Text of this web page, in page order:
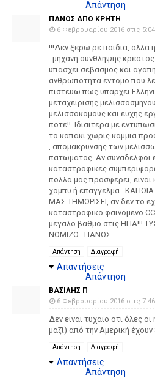
Απάντηση
ΠΑΝΟΣ ΑΠΟ ΚΡΗΤΗ
6 Φεβρουαρίου 2016 στις
!!!Δεν ξερω ρε παιδια, αλλα
..μηχανη συνθληψης
υπασχει σεβασμος και
ανθρωποτητα εντομο που
πιστευω πως υπαρχει
μεταχειρισης
μελισσοκομους και ευχης
ποτε!!. Ιδιαιτερα με
το καπακι χωρις καμμια
, απομακρυνσης των
πατωματος. Αν συναδελφοι
καταστροφικες
πολλα μας προσφερει,
χομπυ ή
ΜΑΣ ΤΗΜΩΡΙΣΕΙ, αν δεν το
καταστροφικο φαινομενο
μεγαλο βαθμο στις ΗΠΑ!!!
ΝΟΜΙΖΩ...ΠΑΝΟΣ..
Απάντηση Διαγραφή
Απαντήσεις
Απάντηση
ΒΑΣΊΛΗΣ Π
6 Φεβρουαρίου 2016 στις
Δεν είναι τυχαίο οτι όλες
μαζί) από την Αμερική έχουν
Απάντηση Διαγραφή
Απαντήσεις
Απάντηση